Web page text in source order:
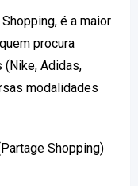
é a maior
procura
(Nike, Adidas,
modalidades
Shopping)